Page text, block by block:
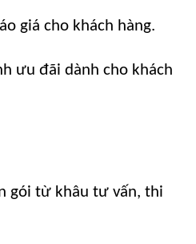
giá cho khách hàng.
ưu đãi dành cho khách
gói từ khâu tư vấn, thi